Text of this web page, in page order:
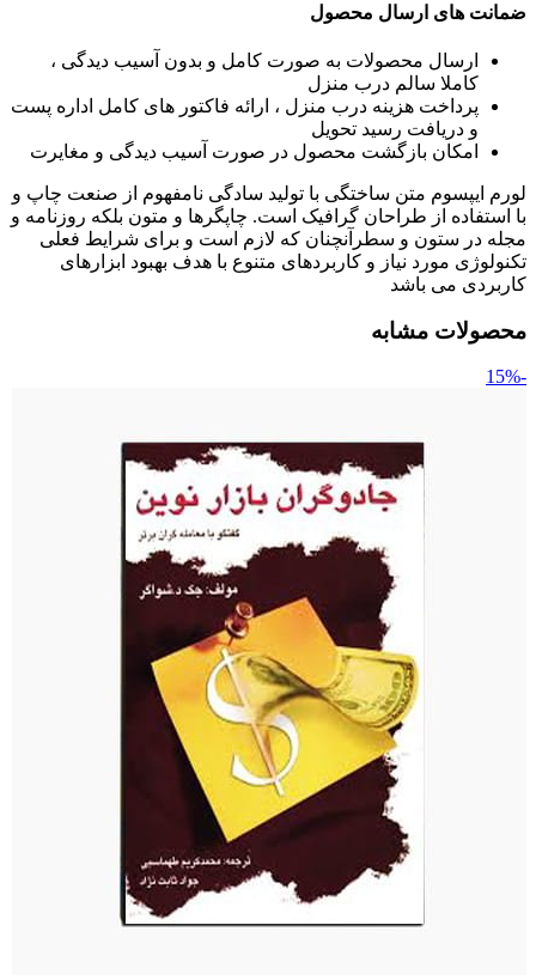
ضمانت های ارسال محصول
ارسال محصولات به صورت کامل و بدون آسیب دیدگی ،
کاملا سالم درب منزل
پرداخت هزینه درب منزل ، ارائه فاکتور های کامل اداره پست
و دریافت رسید تحویل
امکان بازگشت محصول در صورت آسیب دیدگی و مغایرت
لورم ایپسوم متن ساختگی با تولید سادگی نامفهوم از صنعت چاپ و
با استفاده از طراحان گرافیک است. چاپگرها و متون بلکه روزنامه و
مجله در ستون و سطرآنچنان که لازم است و برای شرایط فعلی
تکنولوژی مورد نیاز و کاربردهای متنوع با هدف بهبود ابزارهای
کاربردی می باشد
محصولات مشابه
-15%